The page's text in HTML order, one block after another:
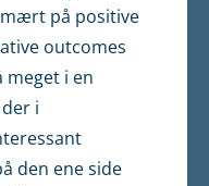
på positive
outcomes
meget i en
i
den ene side